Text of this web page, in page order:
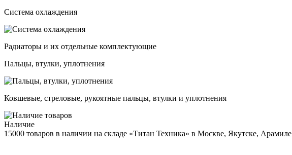
Система охлаждения
Радиаторы и их отдельные комплектующие
Пальцы, втулки, уплотнения
Ковшевые, стреловые, рукоятные пальцы, втулки и уплотнения
Наличие
15000 товаров в наличии на складе «Титан Техника» в Москве, Якутске, Арамиле